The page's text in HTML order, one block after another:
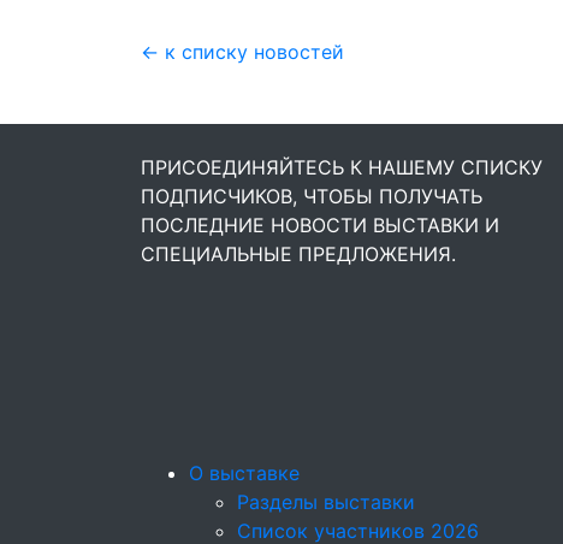
← к списку новостей
ПРИСОЕДИНЯЙТЕСЬ К НАШЕМУ СПИСКУ
ПОДПИСЧИКОВ, ЧТОБЫ ПОЛУЧАТЬ
ПОСЛЕДНИЕ НОВОСТИ ВЫСТАВКИ И
СПЕЦИАЛЬНЫЕ ПРЕДЛОЖЕНИЯ.
О выставке
Разделы выставки
Список участников 2026